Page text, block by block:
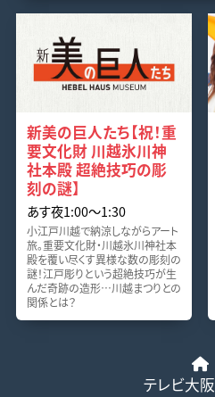
新美の巨人たち【祝！重
要文化財 川越氷川神
社本殿 超絶技巧の彫
刻の謎】
あす夜1:00〜1:30
小江戸川越で納涼しながらアート
旅。重要文化財・川越氷川神社本
殿を覆い尽くす異様な数の彫刻の
謎！江戸彫りという超絶技巧が生
んだ奇跡の造形…川越まつりとの
関係とは？
テレビ大